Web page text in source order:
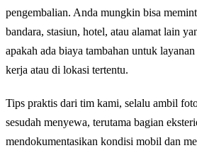
pengembalian. Anda mungkin bisa
bandara, stasiun, hotel, atau alamat lain
apakah ada biaya tambahan untuk
kerja atau di lokasi tertentu.
Tips praktis dari tim kami, selalu ambil
sesudah menyewa, terutama bagian
mendokumentasikan kondisi mobil dan